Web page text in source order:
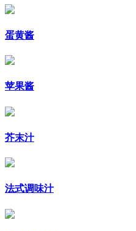
蛋黄酱
苹果酱
芥末汁
法式调味汁